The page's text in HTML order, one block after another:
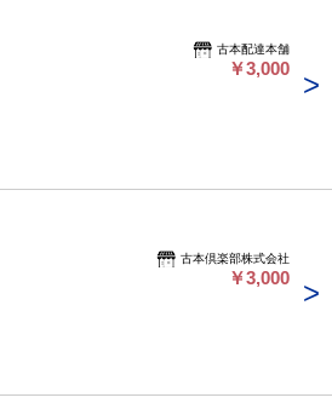
古本配達本舗
￥3,000
古本倶楽部株式会社
￥3,000